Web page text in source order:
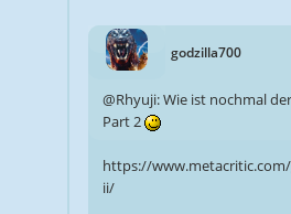
godzilla700
@Rhyuji: Wie ist nochmal
Part 2
https://
ii/